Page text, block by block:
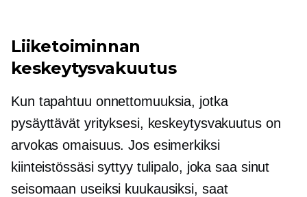
Liiketoiminnan
keskeytysvakuutus
Kun tapahtuu onnettomuuksia, jotka
pysäyttävät yrityksesi, keskeytysvakuutus on
arvokas omaisuus. Jos esimerkiksi
kiinteistössäsi syttyy tulipalo, joka saa sinut
seisomaan useiksi kuukausiksi, saat